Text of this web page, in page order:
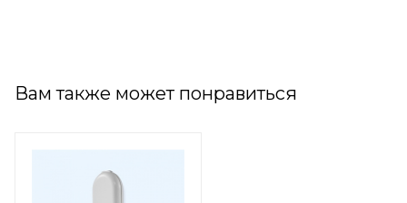
Вам также может понравиться